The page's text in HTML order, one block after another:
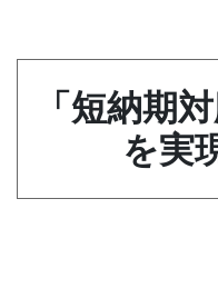
「短納期
を実